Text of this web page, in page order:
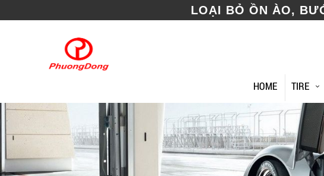
LOẠI BỎ ỒN ÀO,
HOME TIRE